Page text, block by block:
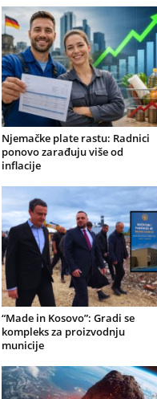
Njemačke plate rastu: Radnici
ponovo zarađuju više od
inflacije
“Made in Kosovo”: Gradi se
kompleks za proizvodnju
municije